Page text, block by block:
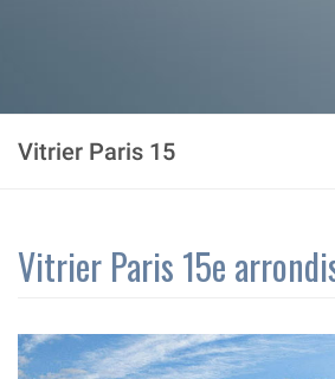
Vitrier Paris 15
Vitrier Paris 15e